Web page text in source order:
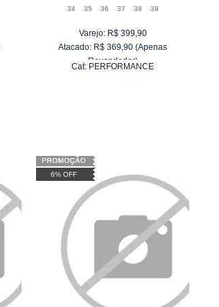
34 35 36 37 38 39
Varejo: R$ 399,90
Atacado: R$ 369,90 (Apenas
Revendedor)
Cat: PERFORMANCE
6% OFF